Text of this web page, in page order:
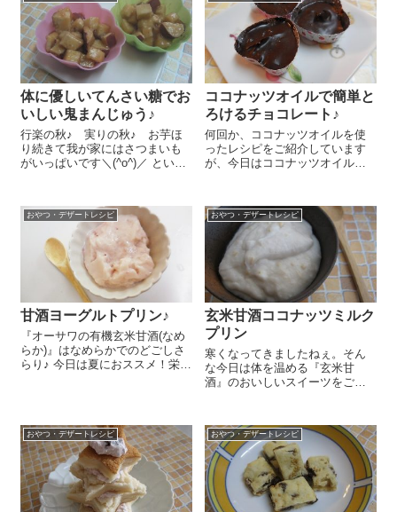
体に優しいてんさい糖でお
いしい鬼まんじゅう♪
行楽の秋♪ 実りの秋♪ お芋ほ
り続きて我が家にはさつまいも
がいっぱいです＼(^o^)／ という
作りました～😉 すっごく簡単に
作れちゃうのもうれしいところ
＾＾。 さつまいも 500...
ココナッツオイルで簡単と
ろけるチョコレート♪
何回か、ココナッツオイルを使
ったレシピをご紹介しています
が、今日はココナッツオイルな
コナッツオイルの性質を使う
と、とっても簡単においしいヘ
ルシーなチョコレートが作れち
ゃうのです～＾＾...
おやつ・デザートレシピ
甘酒ヨーグルトプリン♪
『オーサワの有機玄米甘酒(なめ
らか)』はなめらかでのどごしさ
らり♪ 今日は夏におススメ！栄養
ます。...
おやつ・デザートレシピ
玄米甘酒ココナッツミルク
プリン
寒くなってきましたねぇ。そん
な今日は体を温める『玄米甘
酒』のおいしいスイーツをご紹
も簡単なのも嬉しいのですー
(#^.^#) 『玄米甘酒』1袋、ココナ
ッツミルク400cc、片栗粉大さ
じ...
おやつ・デザートレシピ おやつ・デザートレシピ